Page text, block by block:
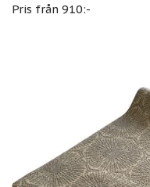
Pris från 910:-